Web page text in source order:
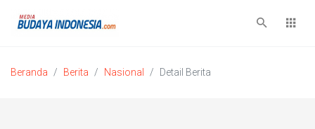
Beranda Berita Nasional Detail Berita